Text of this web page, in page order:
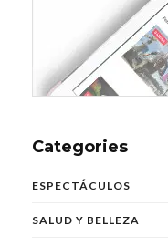
Categories
ESPECTÁCULOS
SALUD Y BELLEZA